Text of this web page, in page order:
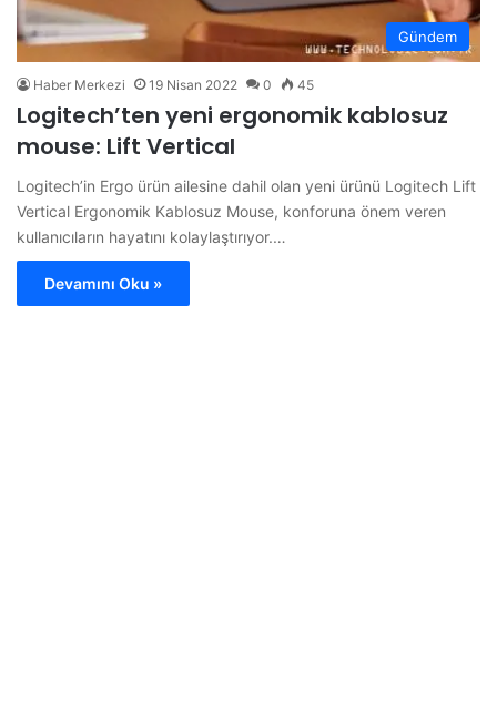
Gündem
Haber Merkezi 19 Nisan 2022 0 45
Logitech’ten yeni ergonomik kablosuz
mouse: Lift Vertical
Logitech’in Ergo ürün ailesine dahil olan yeni ürünü Logitech Lift
Vertical Ergonomik Kablosuz Mouse, konforuna önem veren
kullanıcıların hayatını kolaylaştırıyor.…
Devamını Oku »